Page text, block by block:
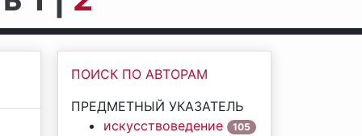
ПОИСК ПО АВТОРАМ
ПРЕДМЕТНЫЙ УКАЗАТЕЛЬ
искусствоведение
105